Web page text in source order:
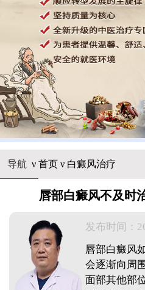
导航 ν 首页ν 白癜风治疗
唇部白癜风不及时
发布时间：
唇部白癜风
会逐渐向周
面部其他部